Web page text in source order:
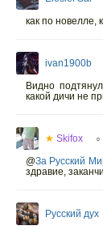
как по новелле,
ivan1900b
Видно
какой дичи не
★ Skifox ○
@За Русский
здравие,
Русский дух